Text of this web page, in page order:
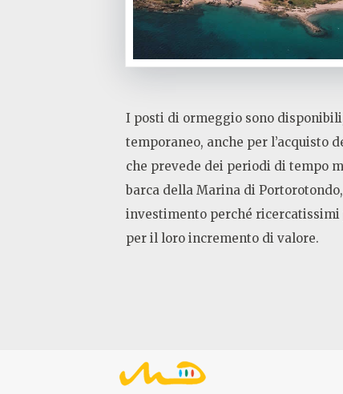
I posti di ormeggio sono
temporaneo, anche per l’acquisto
che prevede dei periodi di tempo
barca della Marina di
investimento perché
per il loro incremento di valore.